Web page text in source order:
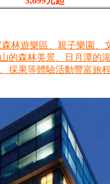
林遊樂區、親子樂園、
的森林美景、日月潭的
採果等體驗活動豐富旅